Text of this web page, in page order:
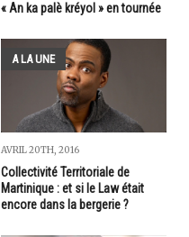
« An ka palè kréyol » en tournée
A LA UNE
AVRIL 20TH, 2016
Collectivité Territoriale de
Martinique : et si le Law était
encore dans la bergerie ?